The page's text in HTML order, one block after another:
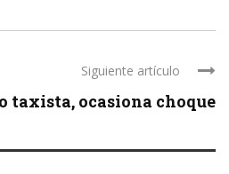
Siguiente artículo
taxista, ocasiona choque